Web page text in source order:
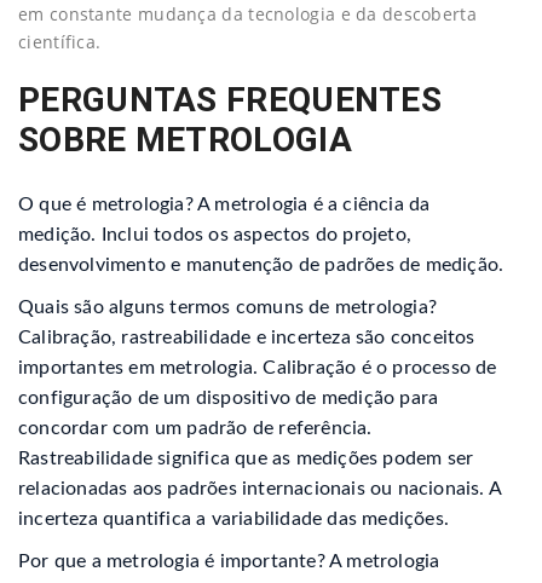
em constante mudança da tecnologia e da descoberta
científica.
PERGUNTAS FREQUENTES
SOBRE METROLOGIA
O que é metrologia? A metrologia é a ciência da
medição. Inclui todos os aspectos do projeto,
desenvolvimento e manutenção de padrões de medição.
Quais são alguns termos comuns de metrologia?
Calibração, rastreabilidade e incerteza são conceitos
importantes em metrologia. Calibração é o processo de
configuração de um dispositivo de medição para
concordar com um padrão de referência.
Rastreabilidade significa que as medições podem ser
relacionadas aos padrões internacionais ou nacionais. A
incerteza quantifica a variabilidade das medições.
Por que a metrologia é importante? A metrologia